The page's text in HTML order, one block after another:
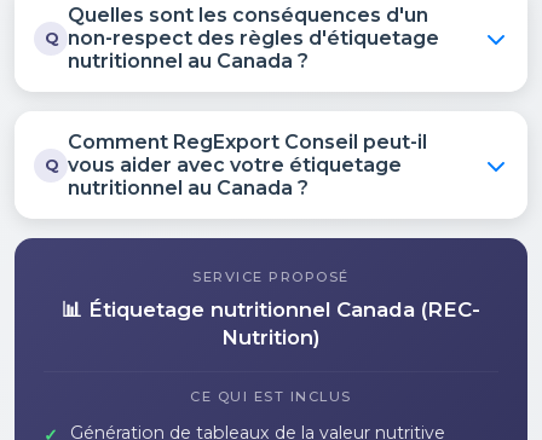
Q
Quelles sont les conséquences d'un
non-respect des règles d'étiquetage
nutritionnel au Canada ?
Q
Comment RegExport Conseil peut-il
vous aider avec votre étiquetage
nutritionnel au Canada ?
SERVICE PROPOSÉ
📊 Étiquetage nutritionnel Canada (REC-
Nutrition)
CE QUI EST INCLUS
✓ Génération de tableaux de la valeur nutritive